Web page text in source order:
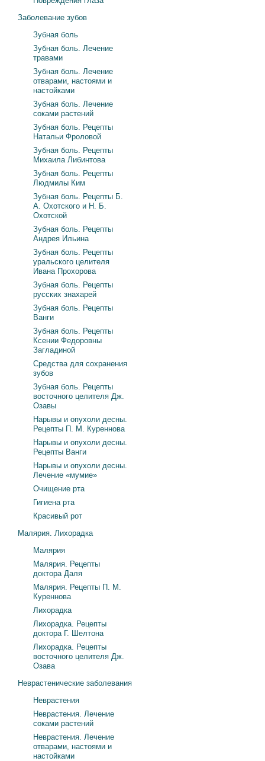
Заболевание зубов
Зубная боль
Зубная боль. Лечение
травами
Зубная боль. Лечение
отварами, настоями и
настойками
Зубная боль. Лечение
соками растений
Зубная боль. Рецепты
Натальи Фроловой
Зубная боль. Рецепты
Михаила Либинтова
Зубная боль. Рецепты
Людмилы Ким
Зубная боль. Рецепты Б.
А. Охотского и Н. Б.
Охотской
Зубная боль. Рецепты
Андрея Ильина
Зубная боль. Рецепты
уральского целителя
Ивана Прохорова
Зубная боль. Рецепты
русских знахарей
Зубная боль. Рецепты
Ванги
Зубная боль. Рецепты
Ксении Федоровны
Загладиной
Средства для сохранения
зубов
Зубная боль. Рецепты
восточного целителя Дж.
Озавы
Нарывы и опухоли десны.
Рецепты П. М. Куреннова
Нарывы и опухоли десны.
Рецепты Ванги
Нарывы и опухоли десны.
Лечение «мумие»
Очищение рта
Гигиена рта
Красивый рот
Малярия. Лихорадка
Малярия
Малярия. Рецепты
доктора Даля
Малярия. Рецепты П. М.
Куреннова
Лихорадка
Лихорадка. Рецепты
доктора Г. Шелтона
Лихорадка. Рецепты
восточного целителя Дж.
Озава
Неврастенические заболевания
Неврастения
Неврастения. Лечение
соками растений
Неврастения. Лечение
отварами, настоями и
настойками